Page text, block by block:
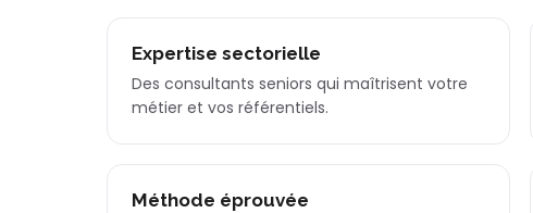
Expertise sectorielle
Des consultants seniors qui maîtrisent votre
métier et vos référentiels.
Méthode éprouvée